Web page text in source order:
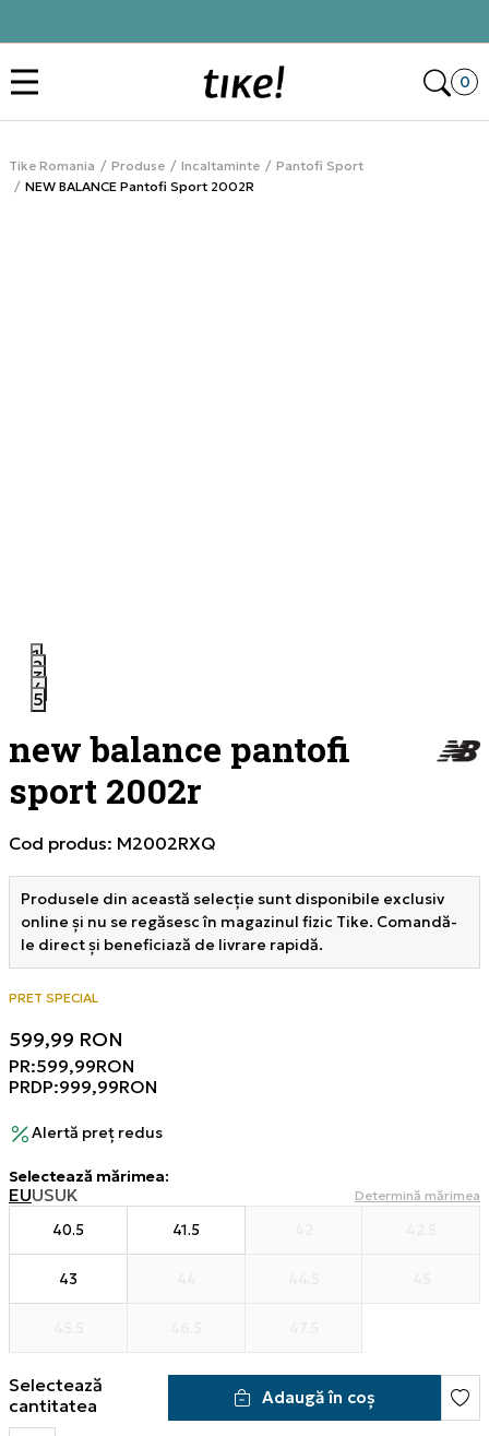
0
Tike Romania Produse Incaltaminte
Pantofi Sport
NEW BALANCE Pantofi Sport 2002R
1
2
3
4
5
new balance pantofi
sport 2002r
Cod produs: M2002RXQ
Produsele din această selecție sunt disponibile exclusiv
online și nu se regăsesc în magazinul fizic Tike. Comandă-
le direct și beneficiază de livrare rapidă.
PRET SPECIAL
599,99 RON
PR:599,99RON
PRDP:999,99RON
Alertă preț redus
Selectează mărimea:
EUUSUK Determină mărimea
40.5 41.5
43
Selectează
cantitatea
Adaugă în coș